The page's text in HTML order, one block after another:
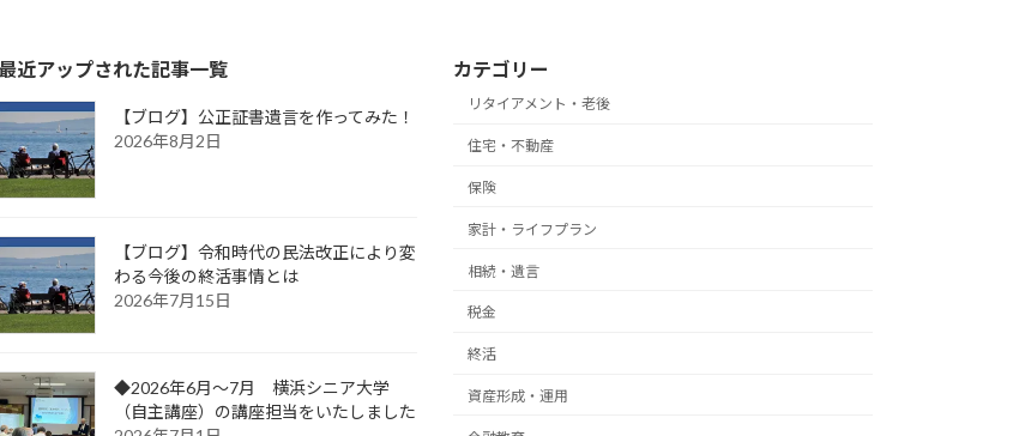
最近アップされた記事一覧
【ブログ】公正証書遺言を作ってみた！
2026年8月2日
【ブログ】令和時代の民法改正により変
わる今後の終活事情とは
2026年7月15日
◆2026年6月～7月 横浜シニア大学
（自主講座）の講座担当をいたしました
カテゴリー
リタイアメント・老後
住宅・不動産
保険
家計・ライフプラン
相続・遺言
税金
終活
資産形成・運用